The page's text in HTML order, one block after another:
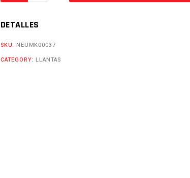
80/100-
300-
21
DETALLES
SKU: NEUMK00037
CATEGORY: LLANTAS